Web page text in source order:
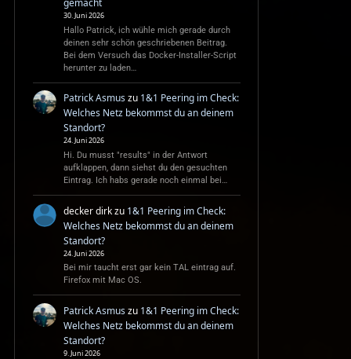
gemacht
30. Juni 2026
Hallo Patrick, ich wühle mich gerade durch
deinen sehr schön geschriebenen Beitrag.
Bei dem Versuch das Docker-Installer-Script
herunter zu laden…
Patrick Asmuszu 1&1 Peering im Check:
Welches Netz bekommst du an deinem
Standort?
24. Juni 2026
Hi. Du musst "results" in der Antwort
aufklappen, dann siehst du den gesuchten
Eintrag. Ich habs gerade noch einmal bei…
decker dirkzu 1&1 Peering im Check:
Welches Netz bekommst du an deinem
Standort?
24. Juni 2026
Bei mir taucht erst gar kein TAL eintrag auf.
Firefox mit Mac OS.
Patrick Asmuszu 1&1 Peering im Check:
Welches Netz bekommst du an deinem
Standort?
9. Juni 2026